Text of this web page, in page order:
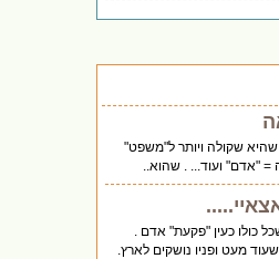
שקולה ויותר ל"משפט"
"אדם" ועוד... . שהוא..
כולו כעין "פקעת" אדם .
מעט ופניו נושקים לארץ.